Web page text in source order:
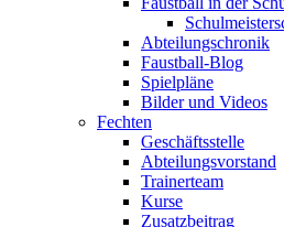
Abteilungschronik
Faustball-Blog
Spielpläne
Bilder und Videos
Fechten
Geschäftsstelle
Abteilungsvorstand
Trainerteam
Kurse
Zusatzbeitrag